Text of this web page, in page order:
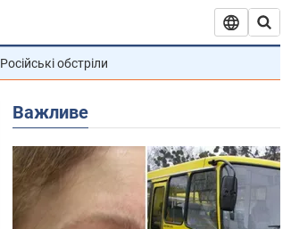
Російські обстріли
Важливе